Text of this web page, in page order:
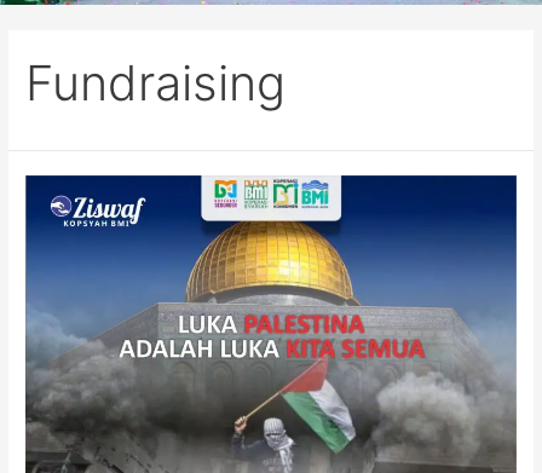
Fundraising